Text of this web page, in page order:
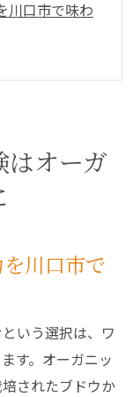
川口市で味わ
ンの選び方
ーガニックワ
み合わせ
ランチ
メニュー
ランチ
はオーガ
川口市で
いう選択は、ワ
す。オーガニッ
されたブドウか